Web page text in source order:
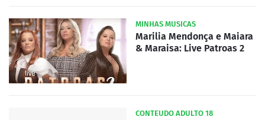
MINHAS MUSICAS
Marilia Mendonça e Maiara
& Maraisa: Live Patroas 2
CONTEUDO ADULTO 18